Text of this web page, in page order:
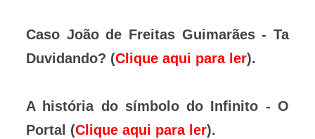
Caso João de Freitas Guimarães - Ta
Duvidando? (Clique aqui para ler).
A história do símbolo do Infinito - O
Portal (Clique aqui para ler).